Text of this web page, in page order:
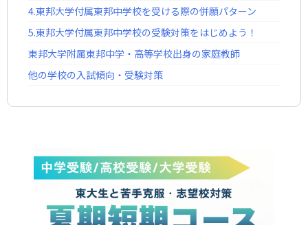
4.東邦大学付属東邦中学校を受ける際の併願パターン
5.東邦大学付属東邦中学校の受験対策をはじめよう！
東邦大学附属東邦中学・高等学校出身の家庭教師
他の学校の入試傾向・受験対策